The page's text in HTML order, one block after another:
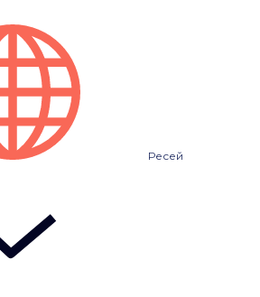
Ресей